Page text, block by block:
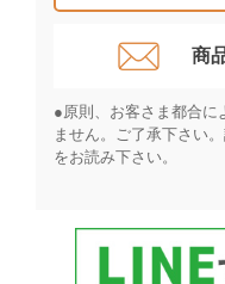
商
●原則、お客さま都合に
ません。ご了承下さい。
をお読み下さい。​